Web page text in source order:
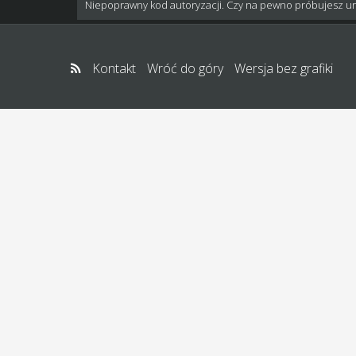
Niepoprawny kod autoryzacji. Czy na pewno próbujesz
Kontakt Wróć do góry Wersja bez grafiki